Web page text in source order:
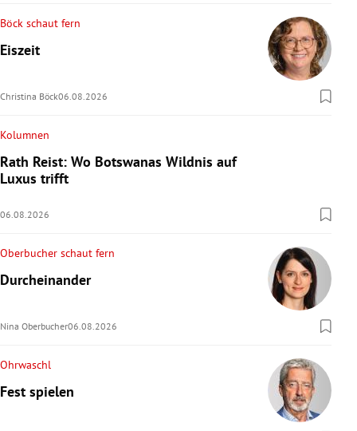
Böck schaut fern
Eiszeit
Christina Böck06.08.2026
Kolumnen
Rath Reist: Wo Botswanas Wildnis auf
Luxus trifft
06.08.2026
Oberbucher schaut fern
Durcheinander
Nina Oberbucher06.08.2026
Ohrwaschl
Fest spielen